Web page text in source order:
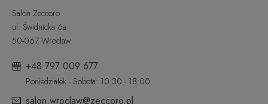
Salon Zeccoro
ul. Świdnicka 6a
50-067 Wrocław
+48 797 009 677
Poniedziałek - Sobota: 10:30 - 18:00
salon.wroclaw@zeccoro.pl